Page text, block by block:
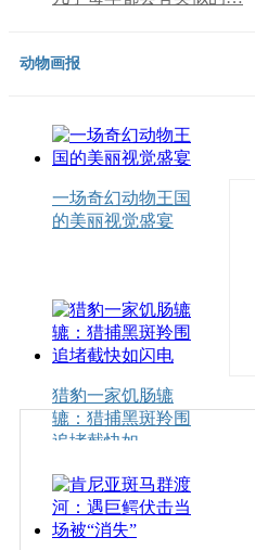
动物画报
一场奇幻动物王国
的美丽视觉盛宴
猎豹一家饥肠辘
辘：猎捕黑斑羚围
追堵截快如